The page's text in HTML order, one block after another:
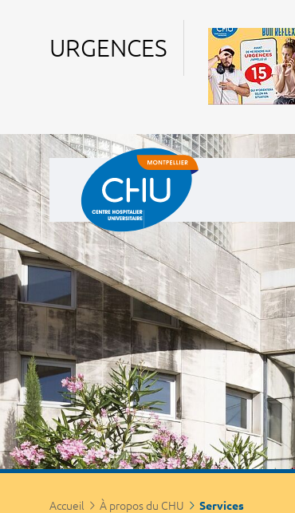
URGENCES
Accueil À propos du CHU Services